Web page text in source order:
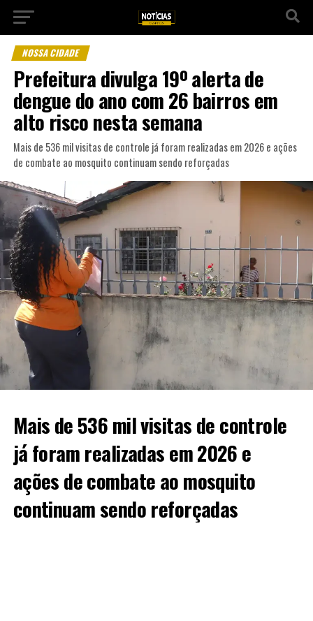
NOSSA CIDADE
Prefeitura divulga 19º alerta de
dengue do ano com 26 bairros em
alto risco nesta semana
Mais de 536 mil visitas de controle já foram realizadas em 2026 e ações
de combate ao mosquito continuam sendo reforçadas
Mais de 536 mil visitas de controle
já foram realizadas em 2026 e
ações de combate ao mosquito
continuam sendo reforçadas